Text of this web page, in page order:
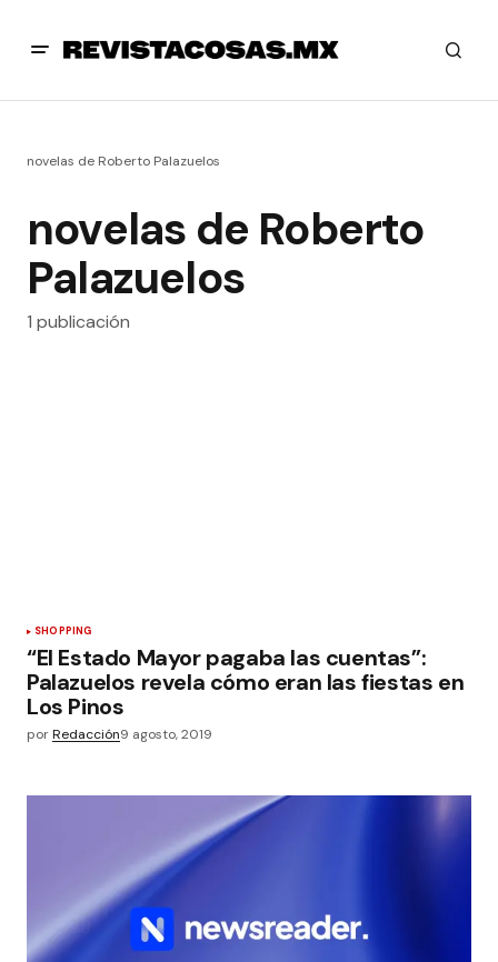
novelas de Roberto Palazuelos
novelas de Roberto
Palazuelos
1 publicación
SHOPPING
“El Estado Mayor pagaba las cuentas”:
Palazuelos revela cómo eran las fiestas en
Los Pinos
porRedacción9 agosto, 2019